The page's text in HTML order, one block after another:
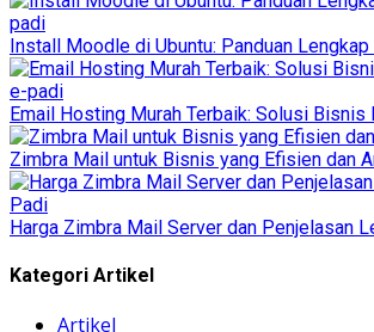
Install Moodle di Ubuntu: Panduan
Email Hosting Murah Terbaik: Solusi
Zimbra Mail untuk Bisnis yang Efisien dan
Harga Zimbra Mail Server dan Penjelasan
Kategori Artikel
Artikel